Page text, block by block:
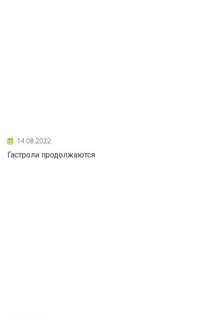
14.08.2022
Гастроли продолжаются